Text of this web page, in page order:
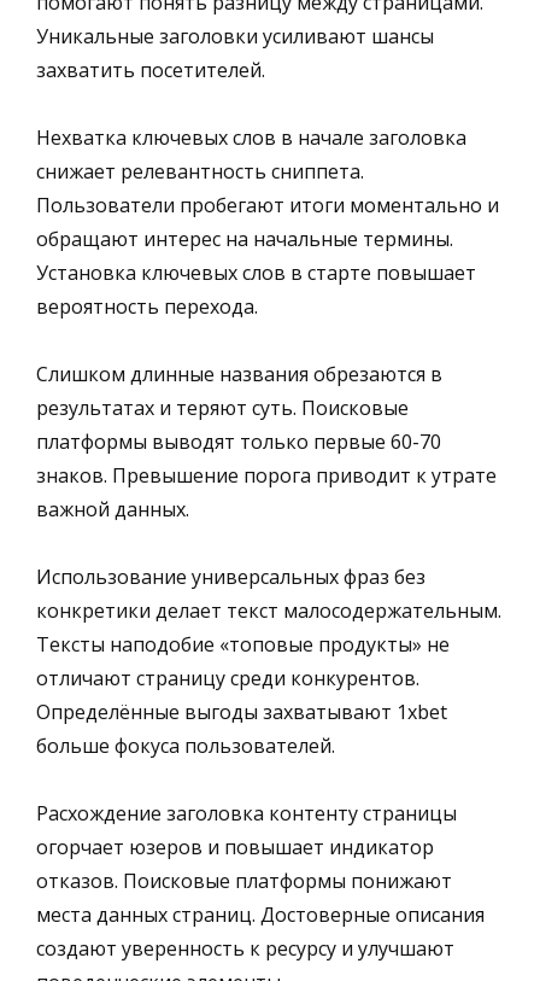
Уникальные заголовки усиливают шансы
захватить посетителей.
Нехватка ключевых слов в начале заголовка
снижает релевантность сниппета.
Пользователи пробегают итоги моментально и
обращают интерес на начальные термины.
Установка ключевых слов в старте повышает
вероятность перехода.
Слишком длинные названия обрезаются в
результатах и теряют суть. Поисковые
платформы выводят только первые 60-70
знаков. Превышение порога приводит к утрате
важной данных.
Использование универсальных фраз без
конкретики делает текст малосодержательным.
Тексты наподобие «топовые продукты» не
отличают страницу среди конкурентов.
Определённые выгоды захватывают 1xbet
больше фокуса пользователей.
Расхождение заголовка контенту страницы
огорчает юзеров и повышает индикатор
отказов. Поисковые платформы понижают
места данных страниц. Достоверные описания
создают уверенность к ресурсу и улучшают